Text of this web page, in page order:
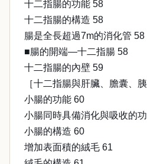
十二指腸的功能 58
十二指腸的構造 58
腸是全長超過7m的消化管 58
■腸的開端—十二指腸 58
十二指腸的內壁 59
［十二指腸與肝臟、膽囊、
小腸的功能 60
小腸同時具備消化與吸收的
小腸的構造 60
增加表面積的絨毛 61